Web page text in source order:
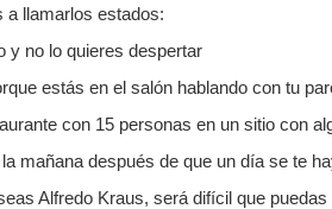
te han comentado que hay unos
te han comentado que es mejor no
más baja, cosa que yo hago siempre,
violas.
a llamarlos estados:
y no lo quieres despertar
estás en el salón hablando con tu
con 15 personas en un sitio con
mañana después de que un día se te
Alfredo Kraus, será difícil que